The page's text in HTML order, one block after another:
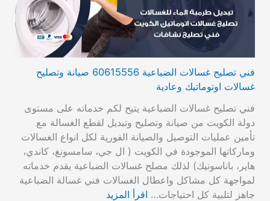
فني تصليح غسالات الضباعية 60615556 صيانة وتصليح
غسالات اوتوماتيك وعادية
فني تصليح غسالات الضباعية يتيح لكم خدماته على مستوى
دولة الكويت من صيانة وتصليح وتبديل لقطع الغسالة مع
تأمين عمليات التوصيل والصيانة الفورية لكل انواع الغسالات
وماركاتها الموجودة في الكويت ( ال جي، سامسونغ، كاندي،
هاير، باناسونيك) لذلك مصلح غسالات الضباعية يقدم خدماته
لمواجهة كل مشاكل واعطال الغسالات فني غسالة الضباعية
جاهز لتلبية كل احتياجات… اقرأ المزيد